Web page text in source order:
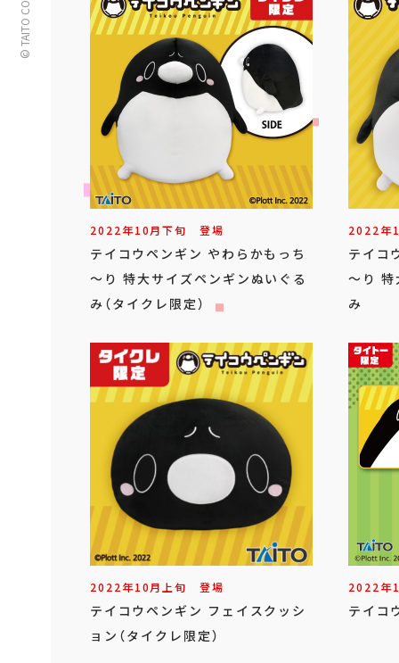
2022年10月下旬 登場
テイコウペンギン やわらかもっち
～り 特大サイズペンギンぬいぐる
み（タイクレ限定）
2022年
テイコ
～り 特
み
2022年10月上旬 登場
テイコウペンギン フェイスクッシ
ョン（タイクレ限定）
2022年
テイコ